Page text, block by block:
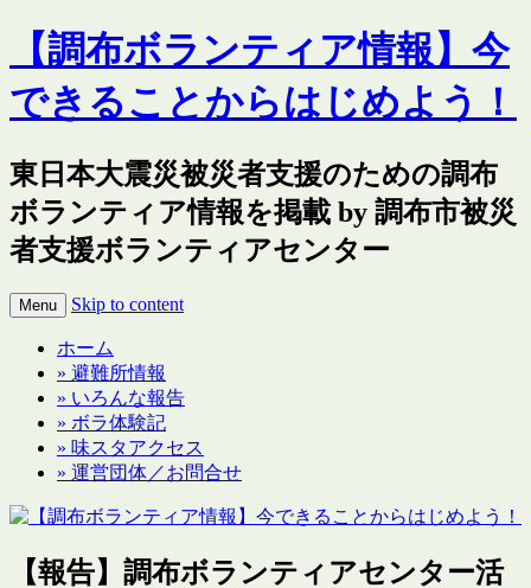
【調布ボランティア情報】今
できることからはじめよう！
東日本大震災被災者支援のための調布
ボランティア情報を掲載 by 調布市被災
者支援ボランティアセンター
Menu Skip to content
ホーム
» 避難所情報
» いろんな報告
» ボラ体験記
» 味スタアクセス
» 運営団体／お問合せ
【報告】調布ボランティアセンター活